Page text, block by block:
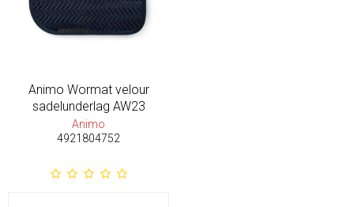
Animo Wormat velour
sadelunderlag AW23
Animo
4921804752